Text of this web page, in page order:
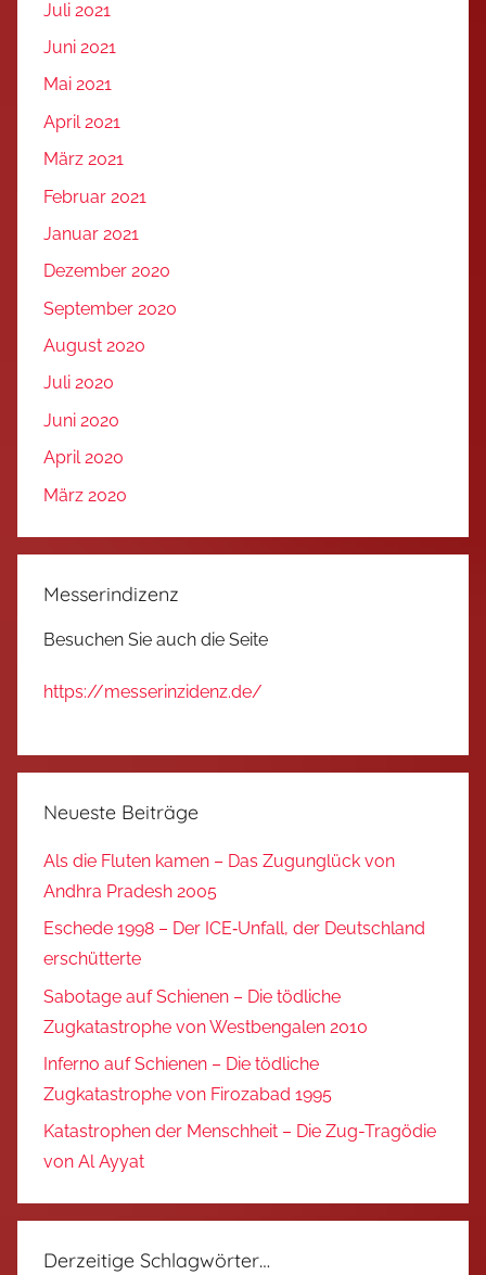
Juli 2021
Juni 2021
Mai 2021
April 2021
März 2021
Februar 2021
Januar 2021
Dezember 2020
September 2020
August 2020
Juli 2020
Juni 2020
April 2020
März 2020
Messerindizenz
Besuchen Sie auch die Seite
https://messerinzidenz.de/
Neueste Beiträge
Als die Fluten kamen – Das Zugunglück von
Andhra Pradesh 2005
Eschede 1998 – Der ICE‑Unfall, der Deutschland
erschütterte
Sabotage auf Schienen – Die tödliche
Zugkatastrophe von Westbengalen 2010
Inferno auf Schienen – Die tödliche
Zugkatastrophe von Firozabad 1995
Katastrophen der Menschheit – Die Zug-Tragödie
von Al Ayyat
Derzeitige Schlagwörter…